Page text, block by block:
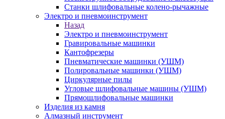
Станки шлифовальные колено-рычажные
Электро и пневмоинструмент
Назад
Электро и пневмоинструмент
Гравировальные машинки
Кантофрезеры
Пневматические машинки (УШМ)
Полировальные машинки (УШМ)
Циркулярные пилы
Угловые шлифовальные машины (УШМ)
Прямошлифовальные машинки
Изделия из камня
Алмазный инструмент